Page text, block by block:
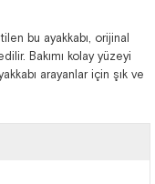
bu ayakkabı, orijinal
Bakımı kolay yüzeyi
arayanlar için şık ve